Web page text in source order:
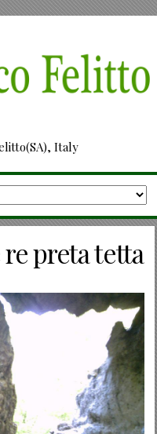
Italy
preta tetta